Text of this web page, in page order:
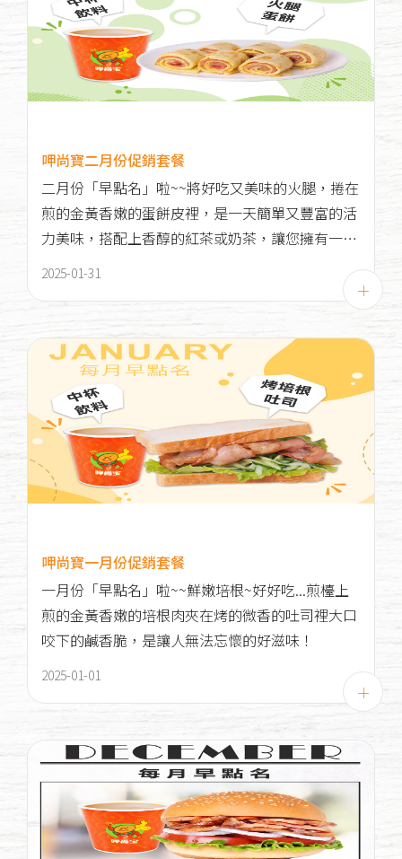
呷尚寶二月份促銷套餐
二月份「早點名」啦~~將好吃又美味的火腿，捲在
煎的金黃香嫩的蛋餅皮裡，是一天簡單又豐富的活
力美味，搭配上香醇的紅茶或奶茶，讓您擁有一天
2025-01-31
呷尚寶一月份促銷套餐
一月份「早點名」啦~~鮮嫩培根~好好吃...煎檯上
煎的金黃香嫩的培根肉夾在烤的微香的吐司裡大口
咬下的鹹香脆，是讓人無法忘懷的好滋味！
2025-01-01